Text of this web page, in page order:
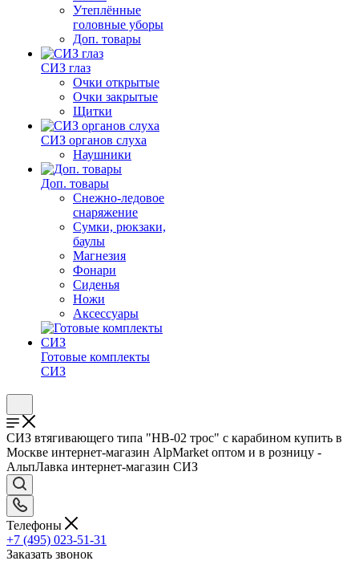
Утеплённые
головные уборы
Доп. товары
СИЗ глаз
Очки открытые
Очки закрытые
Щитки
СИЗ органов слуха
Наушники
Доп. товары
Снежно-ледовое
снаряжение
Сумки, рюкзаки,
баулы
Магнезия
Фонари
Сиденья
Ножи
Аксессуары
Готовые комплекты
СИЗ
СИЗ втягивающего типа "НВ-02 трос" с карабином купить в
Москве интернет-магазин AlpMarket оптом и в розницу -
АльпЛавка интернет-магазин СИЗ
Телефоны
+7 (495) 023-51-31
Заказать звонок